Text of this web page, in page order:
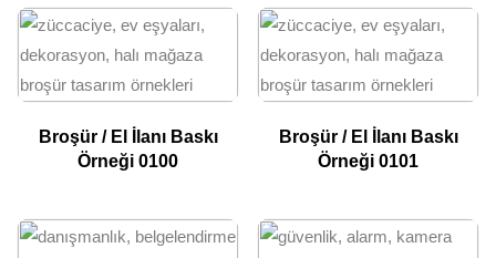
Broşür / El İlanı Baskı
Örneği 0100
Broşür / El İlanı Baskı
Örneği 0101